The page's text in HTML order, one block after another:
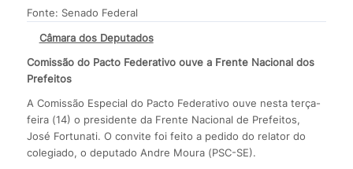
Fonte: Senado Federal
Câmara dos Deputados
Comissão do Pacto Federativo ouve a Frente Nacional dos
Prefeitos
A Comissão Especial do Pacto Federativo ouve nesta terça-
feira (14) o presidente da Frente Nacional de Prefeitos,
José Fortunati. O convite foi feito a pedido do relator do
colegiado, o deputado Andre Moura (PSC-SE).